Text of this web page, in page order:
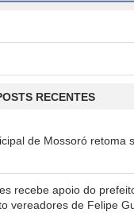
RECENTES
de Mossoró retoma
recebe apoio do
vereadores de Felipe